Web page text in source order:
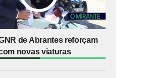
de Abrantes reforçam
novas viaturas